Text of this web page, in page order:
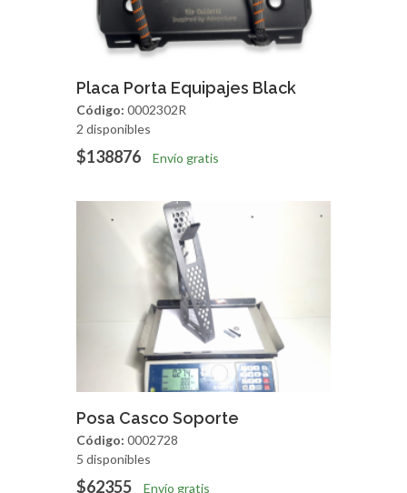
Agregar Vista Rapida
Placa Porta Equipajes Black
Código: 0002302R
2 disponibles
$138876 Envío gratis
Agregar
Posa Casco Soporte
Código: 0002728
5 disponibles
$62355 Envío gratis